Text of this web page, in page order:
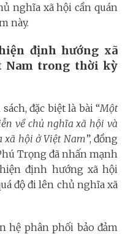
nghĩa xã hội cần quán
này.
định hướng xã
Nam trong thời kỳ
đặc biệt là bài “Một
về chủ nghĩa xã hội và
xã hội ở Việt Nam”, đồng
Trọng đã nhấn mạnh
định hướng xã hội
độ đi lên chủ nghĩa xã
hệ phân phối bảo đảm